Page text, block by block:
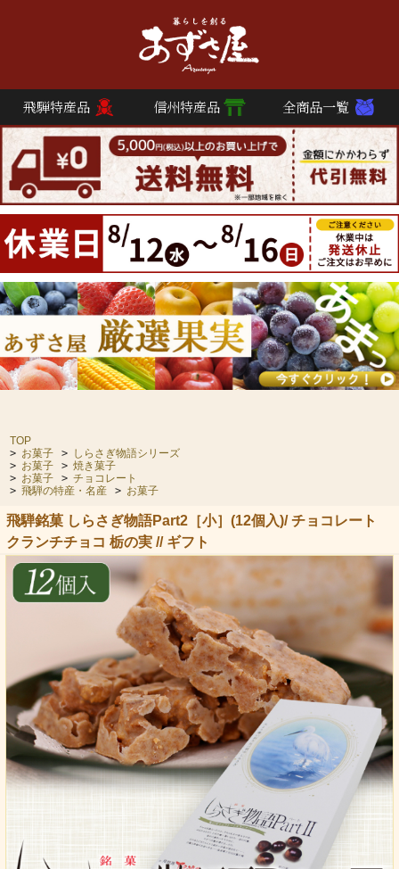
飛騨特産品 信州特産品 全商品一覧
TOP
> お菓子 > しらさぎ物語シリーズ
> お菓子 > 焼き菓子
> お菓子 > チョコレート
> 飛騨の特産・名産 > お菓子
飛騨銘菓 しらさぎ物語Part2［小］(12個入)/ チョコレート
クランチチョコ 栃の実 // ギフト